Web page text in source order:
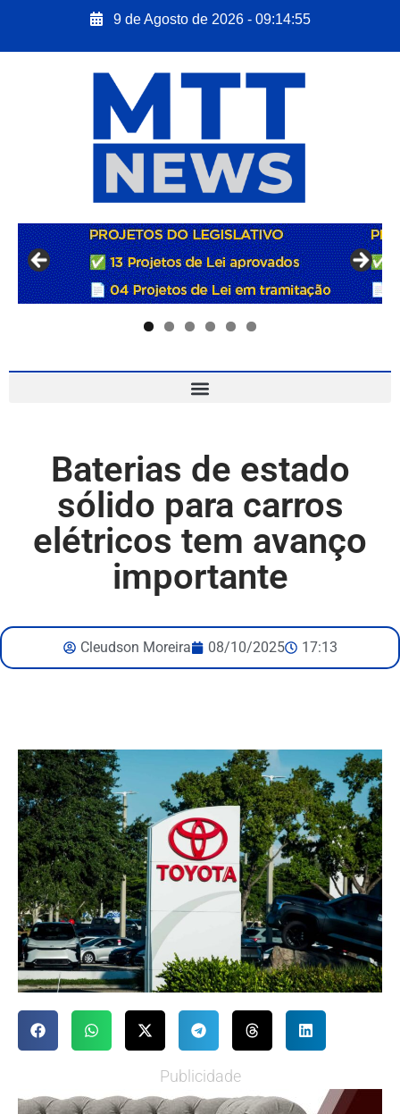
9 de Agosto de 2026 - 09:14:56
Baterias de estado
sólido para carros
elétricos tem avanço
importante
Cleudson Moreira 08/10/2025 17:13
Publicidade